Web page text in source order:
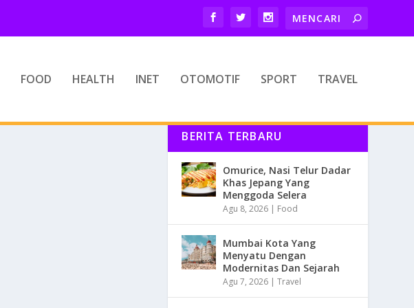
FOOD HEALTH INET OTOMOTIF SPORT TRAVEL
BERITA TERBARU
Omurice, Nasi Telur Dadar
Khas Jepang Yang
Menggoda Selera
Agu 8, 2026 | Food
Mumbai Kota Yang
Menyatu Dengan
Modernitas Dan Sejarah
Agu 7, 2026 |Travel